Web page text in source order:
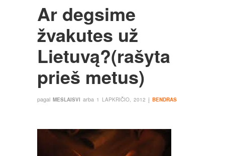
Ar degsime
žvakutes už
Lietuvą?(rašyta
prieš metus)
pagal MESLAISVI arba 1 LAPKRIČIO, 2012 į BENDRAS